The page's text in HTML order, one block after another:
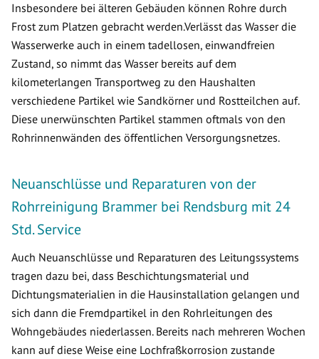
Insbesondere bei älteren Gebäuden können Rohre durch
Frost zum Platzen gebracht werden.Verlässt das Wasser die
Wasserwerke auch in einem tadellosen, einwandfreien
Zustand, so nimmt das Wasser bereits auf dem
kilometerlangen Transportweg zu den Haushalten
verschiedene Partikel wie Sandkörner und Rostteilchen auf.
Diese unerwünschten Partikel stammen oftmals von den
Rohrinnenwänden des öffentlichen Versorgungsnetzes.
Neuanschlüsse und Reparaturen von der
Rohrreinigung Brammer bei Rendsburg mit 24
Std. Service
Auch Neuanschlüsse und Reparaturen des Leitungssystems
tragen dazu bei, dass Beschichtungsmaterial und
Dichtungsmaterialien in die Hausinstallation gelangen und
sich dann die Fremdpartikel in den Rohrleitungen des
Wohngebäudes niederlassen. Bereits nach mehreren Wochen
kann auf diese Weise eine Lochfraßkorrosion zustande